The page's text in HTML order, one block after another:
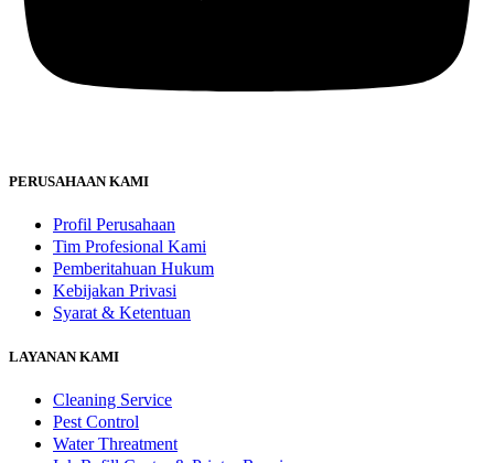
PERUSAHAAN KAMI
Profil Perusahaan
Tim Profesional Kami
Pemberitahuan Hukum
Kebijakan Privasi
Syarat & Ketentuan
LAYANAN KAMI
Cleaning Service
Pest Control
Water Threatment